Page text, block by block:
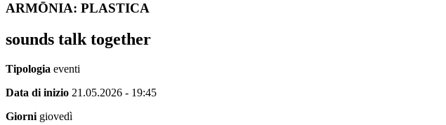
ARMŌNIA: PLASTICA
sounds talk together
Tipologia eventi
Data di inizio 21.05.2026 - 19:45
Giorni giovedì